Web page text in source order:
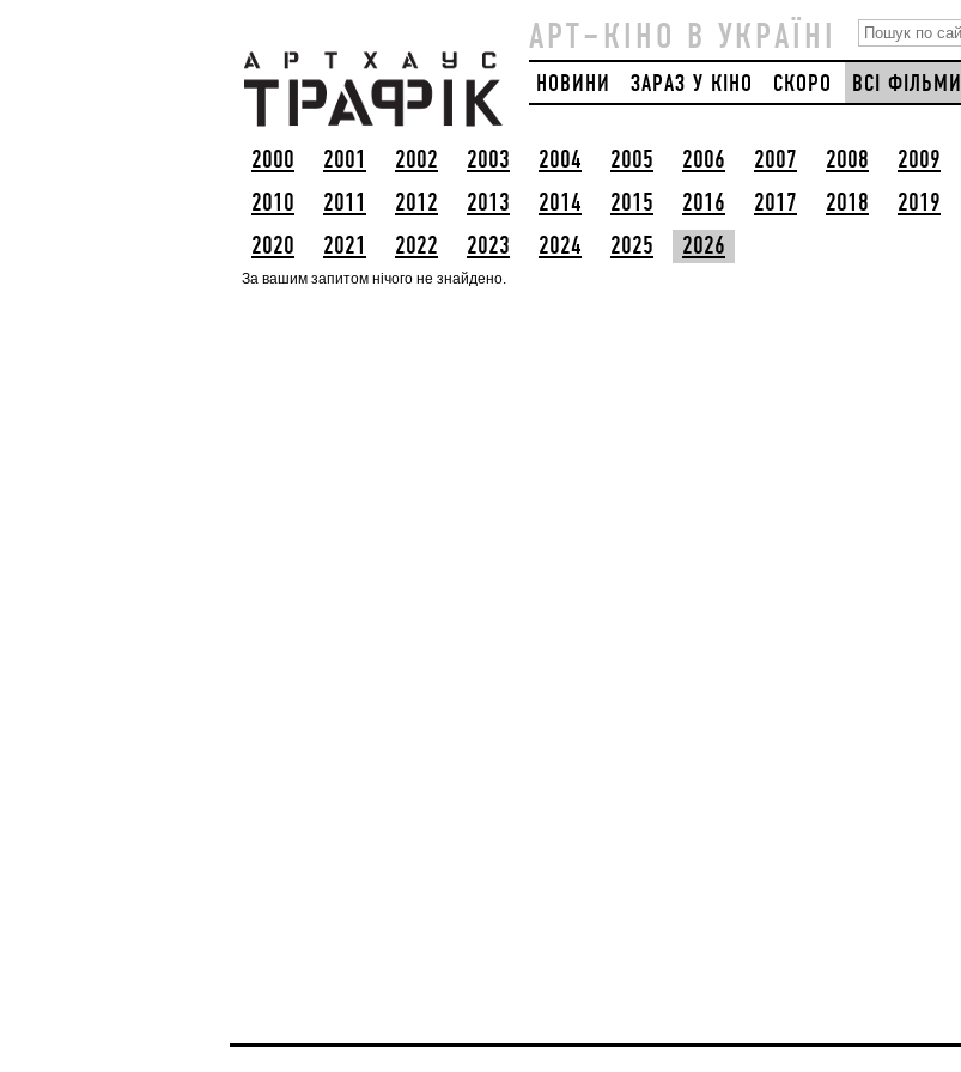
АРТ–КІНО В УКРАЇНІ
НОВИНИ ЗАРАЗ У КІНО СКОРО ВСІ ФІЛЬМИ
2000 2001 2002 2003 2004 2005 2006 2007 2008
2009
2010
2011 2012 2013 2014 2015 2016 2017 2018
2019
2020
2021 2022 2023 2024 2025 2026
За вашим запитом нічого не знайдено.